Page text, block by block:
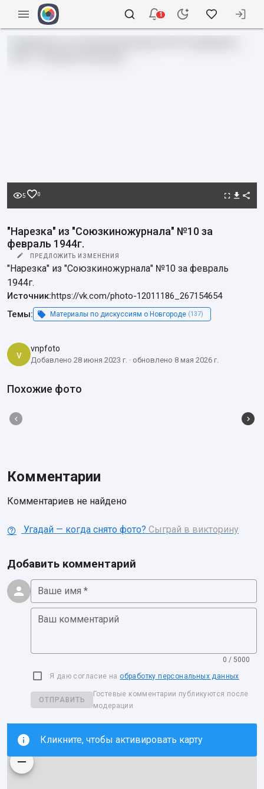
1
5 0
"Нарезка" из "Союзкиножурнала" №10 за
февраль 1944г.
ПРЕДЛОЖИТЬ ИЗМЕНЕНИЯ
"Нарезка" из "Союзкиножурнала" №10 за февраль
1944г.
Источник:https://vk.com/photo-12011186_267154654
Темы:
Материалы по дискуссиям о Новгороде (137)
v vnpfoto
Добавлено 28 июня 2023 г. · обновлено 8 мая 2026 г.
Похожие фото
Комментарии
Комментариев не найдено
Угадай — когда снято фото? Сыграй в викторину
Добавить комментарий
Ваше имя *
Ваш комментарий
0 / 5000
Я даю согласие на обработку персональных данных
ОТПРАВИТЬ
Гостевые комментарии публикуются после
модерации
Кликните, чтобы активировать карту